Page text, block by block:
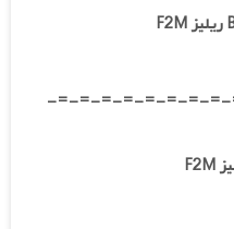
-=-=-=-=-=-=-=-